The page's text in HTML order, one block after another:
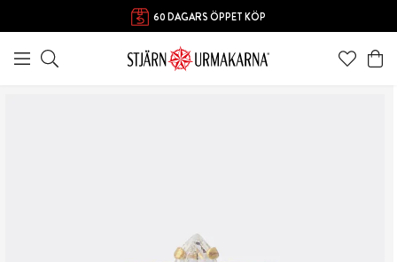
60 DAGARS ÖPPET KÖP